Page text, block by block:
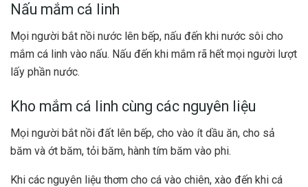
Nấu mắm cá linh
Mọi người bắt nồi nước lên bếp, nấu đến khi nước sôi cho
mắm cá linh vào nấu. Nấu đến khi mắm rã hết mọi người lượt
lấy phần nước.
Kho mắm cá linh cùng các nguyên liệu
Mọi người bắt nồi đất lên bếp, cho vào ít dầu ăn, cho sả
băm và ớt băm, tỏi băm, hành tím băm vào phi.
Khi các nguyên liệu thơm cho cá vào chiên, xào đến khi cá